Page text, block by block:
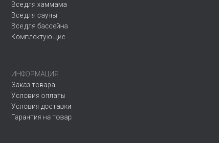
Все для хаммама
Все для сауны
Все для бассейна
Комплектующие
ИНФОРМАЦИЯ
Заказ товара
Условия оплаты
Условия доставки
Гарантия на товар